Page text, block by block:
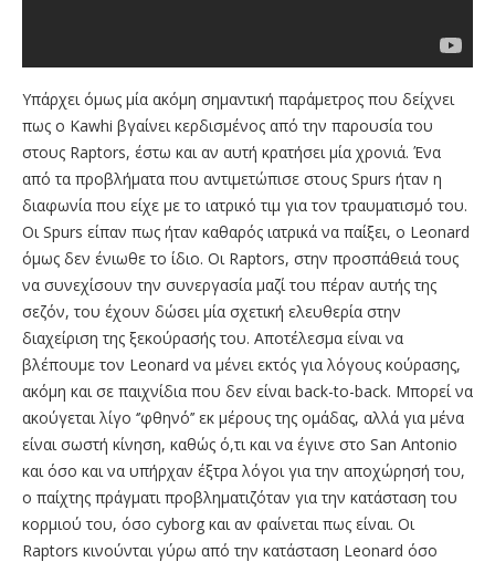
Υπάρχει όμως μία ακόμη σημαντική παράμετρος που δείχνει
πως ο Kawhi βγαίνει κερδισμένος από την παρουσία του
στους Raptors, έστω και αν αυτή κρατήσει μία χρονιά. Ένα
από τα προβλήματα που αντιμετώπισε στους Spurs ήταν η
διαφωνία που είχε με το ιατρικό τιμ για τον τραυματισμό του.
Oι Spurs είπαν πως ήταν καθαρός ιατρικά να παίξει, ο Leonard
όμως δεν ένιωθε το ίδιο. Οι Raptors, στην προσπάθειά τους
να συνεχίσουν την συνεργασία μαζί του πέραν αυτής της
σεζόν, του έχουν δώσει μία σχετική ελευθερία στην
διαχείριση της ξεκούρασής του. Αποτέλεσμα είναι να
βλέπουμε τον Leonard να μένει εκτός για λόγους κούρασης,
ακόμη και σε παιχνίδια που δεν είναι back-to-back. Μπορεί να
ακούγεται λίγο ‘’φθηνό’’ εκ μέρους της ομάδας, αλλά για μένα
είναι σωστή κίνηση, καθώς ό,τι και να έγινε στο San Antonio
και όσο και να υπήρχαν έξτρα λόγοι για την αποχώρησή του,
ο παίχτης πράγματι προβληματιζόταν για την κατάσταση του
κορμιού του, όσο cyborg και αν φαίνεται πως είναι. Οι
Raptors κινούνται γύρω από την κατάσταση Leonard όσο